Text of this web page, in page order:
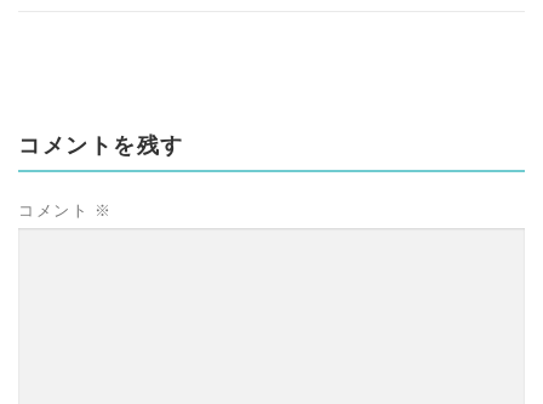
コメントを残す
コメント ※